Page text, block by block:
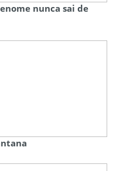
nunca sai de